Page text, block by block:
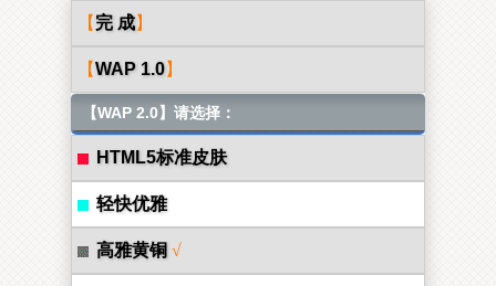
【 完 成】
【WAP 1.0】
【WAP 2.0】请选择：
HTML5标准皮肤
轻快优雅
高雅黄铜 √